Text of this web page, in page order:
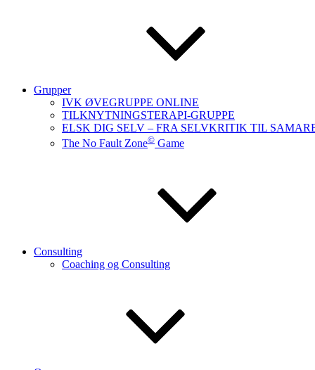
Grupper
IVK ØVEGRUPPE ONLINE
TILKNYTNINGSTERAPI-GRUPPE
ELSK DIG SELV – FRA SELVKRITIK TIL
The No Fault Zone© Game
Consulting
Coaching og Consulting